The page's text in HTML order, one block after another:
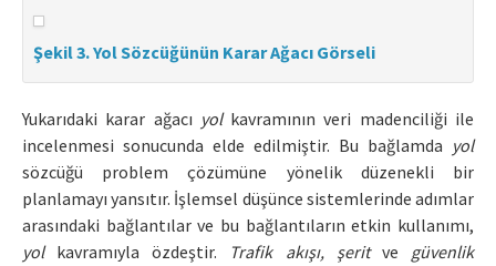
Şekil 3. Yol Sözcüğünün Karar Ağacı Görseli
Yukarıdaki karar ağacı yolkavramının veri madenciliği ile
incelenmesi sonucunda elde edilmiştir. Bu bağlamda yol
sözcüğü problem çözümüne yönelik düzenekli bir
planlamayı yansıtır. İşlemsel düşünce sistemlerinde adımlar
arasındaki bağlantılar ve bu bağlantıların etkin kullanımı,
yolkavramıyla özdeştir. Trafik akışı, şeritve güvenlik